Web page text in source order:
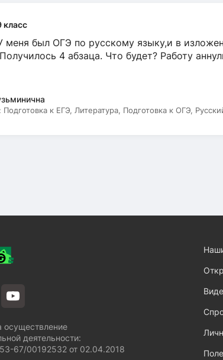
класс
меня был ОГЭ по русскому языку,и в
4 абзаца. Что будет? Работу
Подготовка к ЕГЭ, Литература, Подготовка к ОГЭ,
осуществление
деятельности:
67/00192532 от 02.04.2018